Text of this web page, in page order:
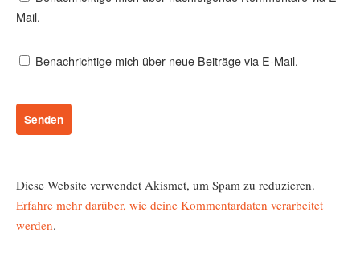
Mail.
Benachrichtige mich über neue Beiträge via E-Mail.
Diese Website verwendet Akismet, um Spam zu reduzieren.
Erfahre mehr darüber, wie deine Kommentardaten verarbeitet
werden.